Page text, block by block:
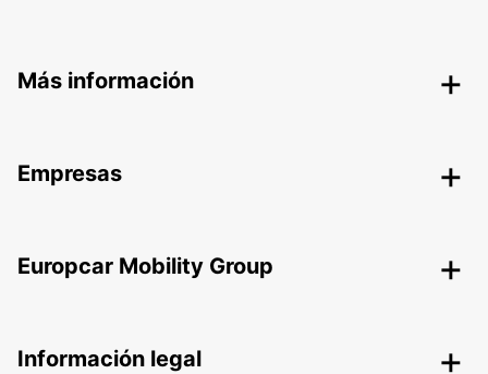
Más información
Empresas
Europcar Mobility Group
Información legal